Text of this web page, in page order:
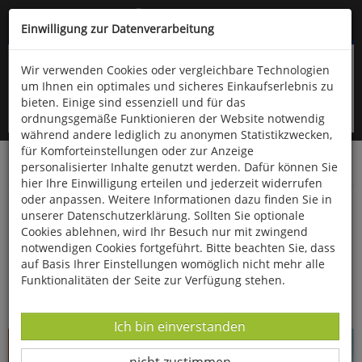
Kompletten Head der Seite überspringen
oder (06766) 9323-960
Startseite Bücher Kinderbücher
Wurzelpurzel
Einwilligung zur Datenverarbeitung
Wir verwenden Cookies oder vergleichbare Technologien
um Ihnen ein optimales und sicheres Einkaufserlebnis zu
bieten. Einige sind essenziell und für das
ordnungsgemäße Funktionieren der Website notwendig
während andere lediglich zu anonymen Statistikzwecken,
für Komforteinstellungen oder zur Anzeige
personalisierter Inhalte genutzt werden. Dafür können Sie
hier Ihre Einwilligung erteilen und jederzeit widerrufen
oder anpassen. Weitere Informationen dazu finden Sie in
unserer Datenschutzerklärung. Sollten Sie optionale
Cookies ablehnen, wird Ihr Besuch nur mit zwingend
notwendigen Cookies fortgeführt. Bitte beachten Sie, dass
auf Basis Ihrer Einstellungen womöglich nicht mehr alle
Funktionalitäten der Seite zur Verfügung stehen.
Datenverarbeitung -
Ich bin einverstanden